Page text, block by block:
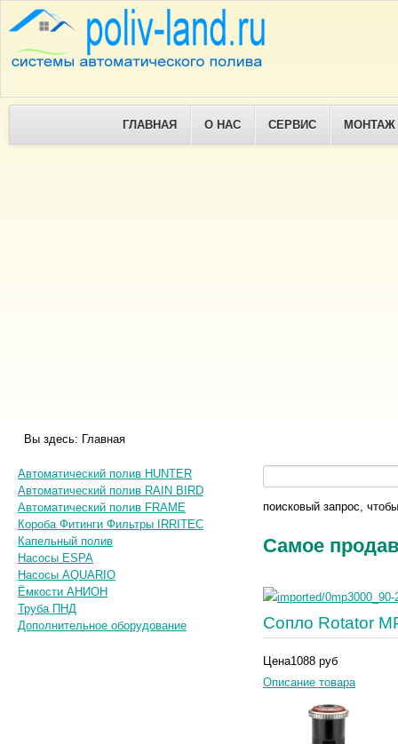
ГЛАВНАЯ О НАС СЕРВИС МОНТАЖ
Вы здесь: Главная
Автоматический полив HUNTER
Автоматический полив RAIN BIRD
Автоматический полив FRAME
Короба Фитинги Фильтры IRRITEC
Капельный полив
Насосы ESPA
Насосы AQUARIO
Ёмкости АНИОН
Труба ПНД
Дополнительное оборудование
поисковый запрос,
Самое
Сопло Rotator
Цена1088 руб
Описание товара